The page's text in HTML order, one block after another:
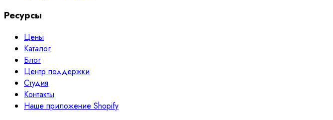
Ресурсы
Цены
Каталог
Блог
Центр поддержки
Студия
Контакты
Наше приложение Shopify